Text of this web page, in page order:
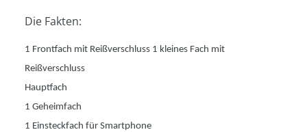
Die Fakten:
1 Frontfach mit Reißverschluss 1 kleines Fach mit
Reißverschluss
Hauptfach
1 Geheimfach
1 Einsteckfach für Smartphone